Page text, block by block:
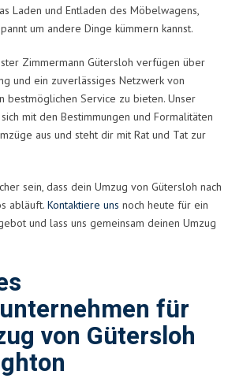
Laden und Entladen des Möbelwagens,
um andere Dinge kümmern kannst.
Zimmermann Gütersloh verfügen über
und ein zuverlässiges Netzwerk von
bestmöglichen Service zu bieten. Unser
mit den Bestimmungen und Formalitäten
aus und steht dir mit Rat und Tat zur
sein, dass dein Umzug von Gütersloh nach
abläuft. Kontaktiere uns noch heute für ein
und lass uns gemeinsam deinen Umzug
für
von Gütersloh